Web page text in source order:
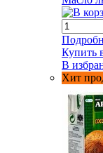
Купить
В
Хит